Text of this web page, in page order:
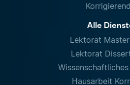
Alle
Lektorat
Lektorat
Hausarbeit